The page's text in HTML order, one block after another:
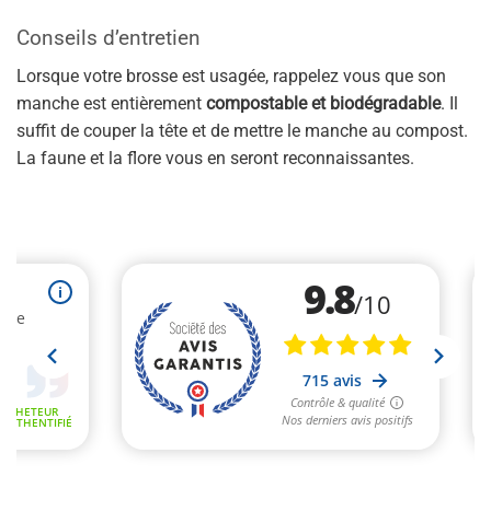
Conseils d’entretien
Lorsque votre brosse est usagée, rappelez vous que son
manche est entièrement compostable et biodégradable. Il
suffit de couper la tête et de mettre le manche au compost.
La faune et la flore vous en seront reconnaissantes.